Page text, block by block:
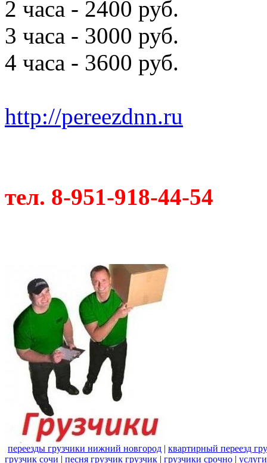
2 часа - 2400 руб.
3 часа - 3000 руб.
4 часа - 3600 руб.
http://pereezdnn.ru
тел. 8-951-918-44-54
переезды грузчики нижний новгород | квартирный переезд
грузчик сочи | песня грузчик грузчик | грузчики срочно |